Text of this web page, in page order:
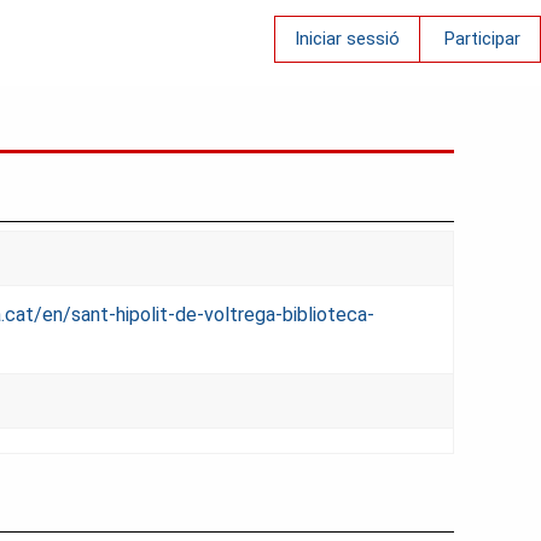
Iniciar sessió Participar
en/sant-hipolit-de-voltrega-biblioteca-